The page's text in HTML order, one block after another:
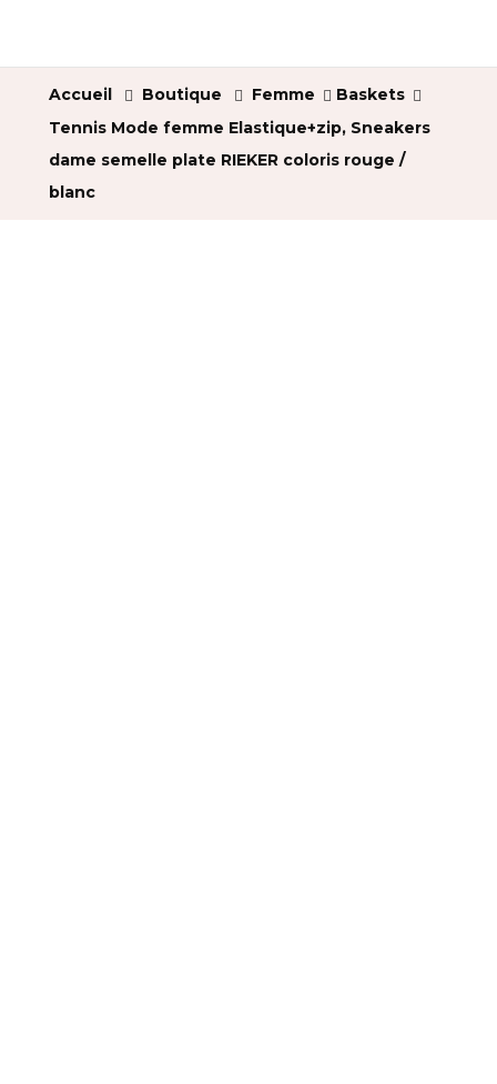
Accueil Boutique Femme
Baskets
Tennis Mode femme Elastique+zip, Sneakers
dame semelle plate RIEKER coloris rouge /
blanc